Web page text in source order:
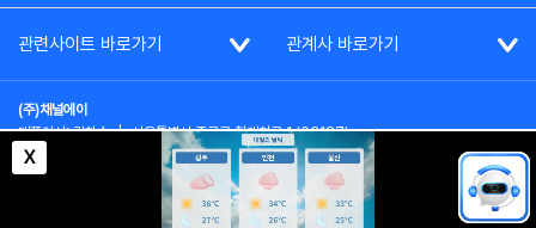
X
관련사이트 바로가기 관계사 바로가기
(주)채널에이
대표이사: 김차수 | 서울특별시 종로구 청계천로 1 (03187)
부가통신사업신고: 022357호 | 사업자등록번호: 101-86-62787
대표전화: (02)2020-3114
시청자상담실: (02)2020-3100
통신판매업신고: 제2012-서울종로-0195호
COPYRIGHT(c) SINCE 2023,CHANNEL A ALL RIGHTS RESERVED.